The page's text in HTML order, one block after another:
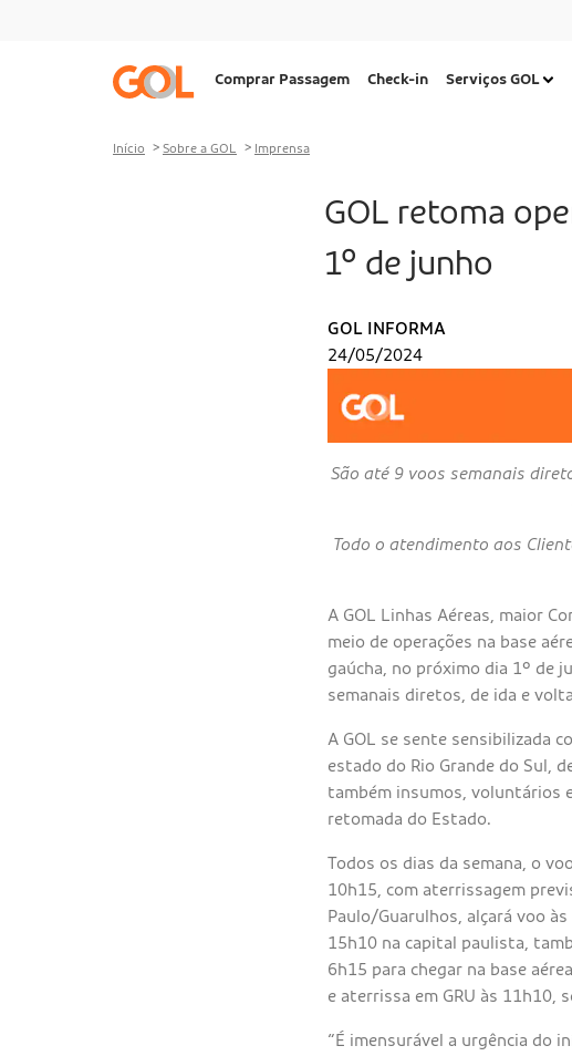
Navegação
Comprar Passagem Check-in Serviços GOL
Início Sobre a GOL Imprensa
GOL retoma
1º de junho
GOL INFORMA
24/05/2024
São até 9 voos semanais
Todo o atendimento aos
A GOL Linhas Aéreas, maior
meio de operações na base
gaúcha, no próximo dia 1º de
semanais diretos, de ida e
A GOL se sente sensibilizada
estado do Rio Grande do Sul,
também insumos, voluntários
retomada do Estado.
Todos os dias da semana, o
10h15, com aterrissagem
Paulo/Guarulhos, alçará voo
15h10 na capital paulista,
6h15 para chegar na base
e aterrissa em GRU às 11h10,
“É imensurável a urgência do